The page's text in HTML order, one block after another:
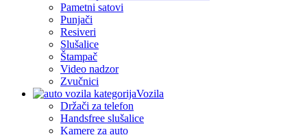
Pametni satovi
Punjači
Resiveri
Slušalice
Štampač
Video nadzor
Zvučnici
Vozila
Držači za telefon
Handsfree slušalice
Kamere za auto